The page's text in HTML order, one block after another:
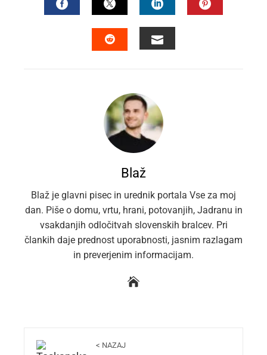
FACEBOOKTWITTERLINKEDIN
Blaž
Blaž je glavni pisec in urednik portala Vse za moj
dan. Piše o domu, vrtu, hrani, potovanjih, Jadranu in
vsakdanjih odločitvah slovenskih bralcev. Pri
člankih daje prednost uporabnosti, jasnim razlagam
in preverjenim informacijam.
< NAZAJ